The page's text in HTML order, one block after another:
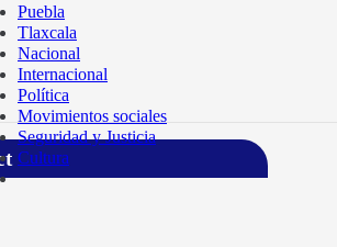
Puebla
Tlaxcala
Nacional
Internacional
Política
Movimientos sociales
Seguridad y Justicia
Cultura